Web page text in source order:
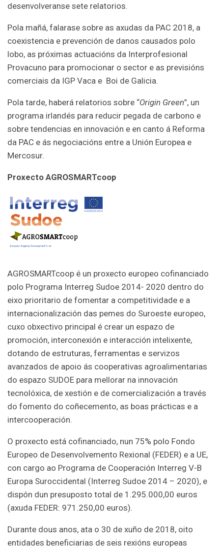
desenvolveranse sete relatorios.
Pola mañá, falarase sobre as axudas da PAC 2018, a
coexistencia e prevención de danos causados polo
lobo, as próximas actuacións da Interprofesional
Provacuno para promocionar o sector e as previsións
comerciais da IGP Vaca e Boi de Galicia.
Pola tarde, haberá relatorios sobre “Origin Green”, un
programa irlandés para reducir pegada de carbono e
sobre tendencias en innovación e en canto á Reforma
da PAC e ás negociacións entre a Unión Europea e
Mercosur.
Proxecto AGROSMARTcoop
AGROSMARTcoop é un proxecto europeo cofinanciado
polo Programa Interreg Sudoe 2014- 2020 dentro do
eixo prioritario de fomentar a competitividade e a
internacionalización das pemes do Suroeste europeo,
cuxo obxectivo principal é crear un espazo de
promoción, interconexión e interacción intelixente,
dotando de estruturas, ferramentas e servizos
avanzados de apoio ás cooperativas agroalimentarias
do espazo SUDOE para mellorar na innovación
tecnolóxica, de xestión e de comercialización a través
do fomento do coñecemento, as boas prácticas e a
intercooperación.
O proxecto está cofinanciado, nun 75% polo Fondo
Europeo de Desenvolvemento Rexional (FEDER) e a UE,
con cargo ao Programa de Cooperación Interreg V-B
Europa Suroccidental (Interreg Sudoe 2014 – 2020), e
dispón dun presuposto total de 1.295.000,00 euros
(axuda FEDER: 971.250,00 euros).
Durante dous anos, ata o 30 de xuño de 2018, oito
entidades beneficiarias de seis rexións europeas